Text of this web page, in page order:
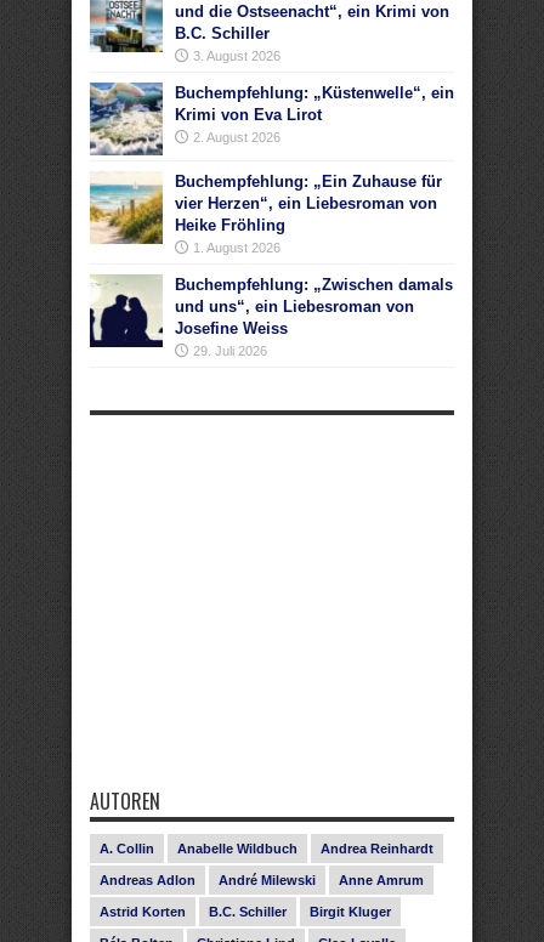
und die Ostseenacht“, ein Krimi von
B.C. Schiller
3. August 2026
Buchempfehlung: „Küstenwelle“, ein
Krimi von Eva Lirot
2. August 2026
Buchempfehlung: „Ein Zuhause für
vier Herzen“, ein Liebesroman von
Heike Fröhling
1. August 2026
Buchempfehlung: „Zwischen damals
und uns“, ein Liebesroman von
Josefine Weiss
29. Juli 2026
AUTOREN
A. Collin Anabelle Wildbuch Andrea Reinhardt
Andreas Adlon André Milewski Anne Amrum
Astrid Korten B.C. Schiller Birgit Kluger